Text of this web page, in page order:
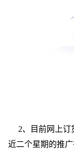
2、目前网上
近二个星期的推